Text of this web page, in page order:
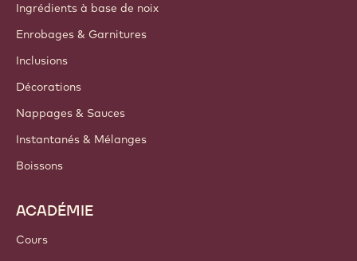
Ingrédients à base de noix
Enrobages & Garnitures
Inclusions
Décorations
Nappages & Sauces
Instantanés & Mélanges
Boissons
ACADÉMIE
Cours